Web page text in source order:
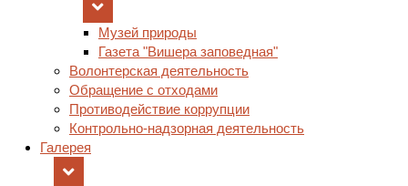
Музей природы
Газета "Вишера заповедная"
Волонтерская деятельность
Обращение с отходами
Противодействие коррупции
Контрольно-надзорная деятельность
Галерея